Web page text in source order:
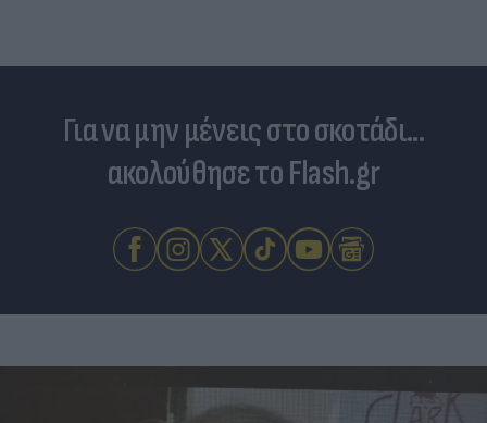
Για να μην μένεις στο σκοτάδι...
ακολούθησε το Flash.gr